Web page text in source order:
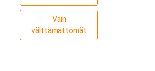
Vain
välttämättömät